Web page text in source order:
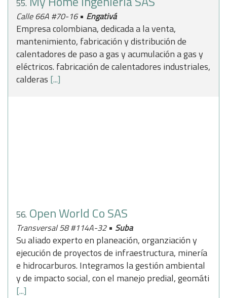
55.
Calle 66A #70-16• Engativá
Empresa colombiana, dedicada a la venta,
mantenimiento, fabricación y distribución de
calentadores de paso a gas y acumulación a gas y
eléctricos. fabricación de calentadores industriales,
calderas [...]
56. Open World Co SAS
Transversal 58 #114A-32 • Suba
Su aliado experto en planeación, organziación y
ejecución de proyectos de infraestructura, minería
e hidrocarburos. Integramos la gestión ambiental
y de impacto social, con el manejo predial, geomáti
[...]